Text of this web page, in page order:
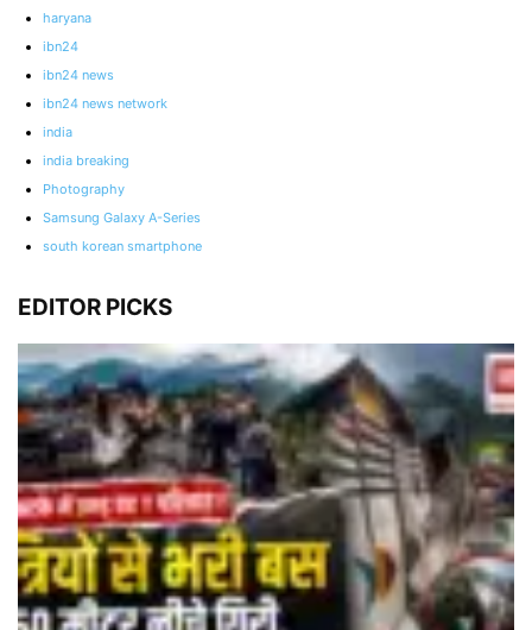
haryana
ibn24
ibn24 news
ibn24 news network
india
india breaking
Photography
Samsung Galaxy A-Series
south korean smartphone
EDITOR PICKS